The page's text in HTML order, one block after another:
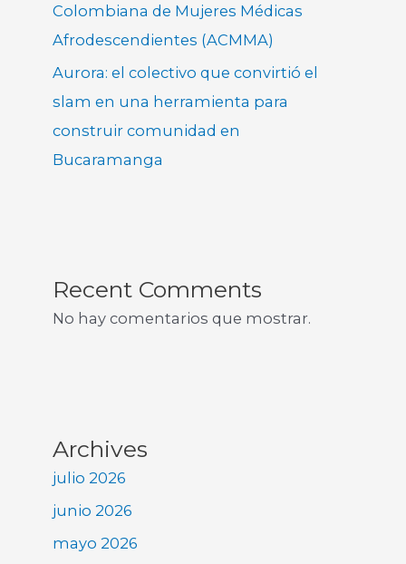
Colombiana de Mujeres Médicas
Afrodescendientes (ACMMA)
Aurora: el colectivo que convirtió el
slam en una herramienta para
construir comunidad en
Bucaramanga
Recent Comments
No hay comentarios que mostrar.
Archives
julio 2026
junio 2026
mayo 2026